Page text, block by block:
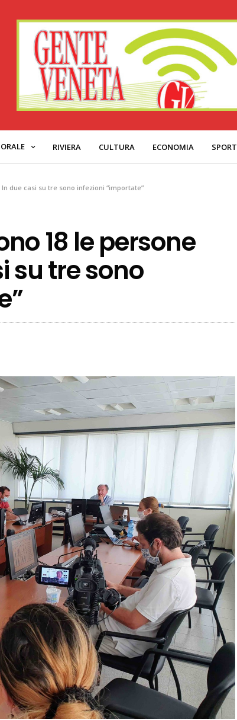
RIVIERA CULTURA ECONOMIA SPORT
due casi su tre sono infezioni “importate”
18 le persone
su tre sono